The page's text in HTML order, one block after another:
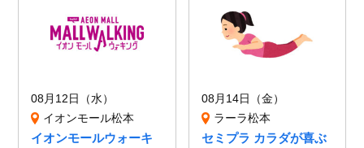
08月12日（水）
イオンモール松本
イオンモールウォーキ
08月14日（金）
ラーラ松本
セミプラ カラダが喜ぶ